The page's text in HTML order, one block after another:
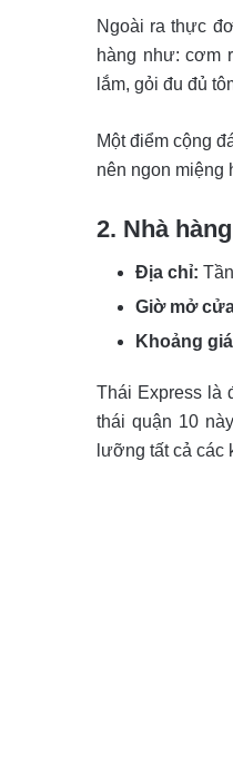
Ngoài ra thực
hàng như: cơm
lắm, gỏi đu đủ
Một điểm cộng
nên ngon miệng
2. Nhà
Địa chỉ:
Giờ mở
Khoảng
Thái Express là
thái quận 10
lưỡng tất cả